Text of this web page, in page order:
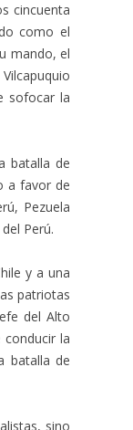
cincuenta
como el
mando, el
sofocar la
batalla de
a favor de
Pezuela
Perú.
y a una
patriotas
del Alto
conducir la
batalla de
sino